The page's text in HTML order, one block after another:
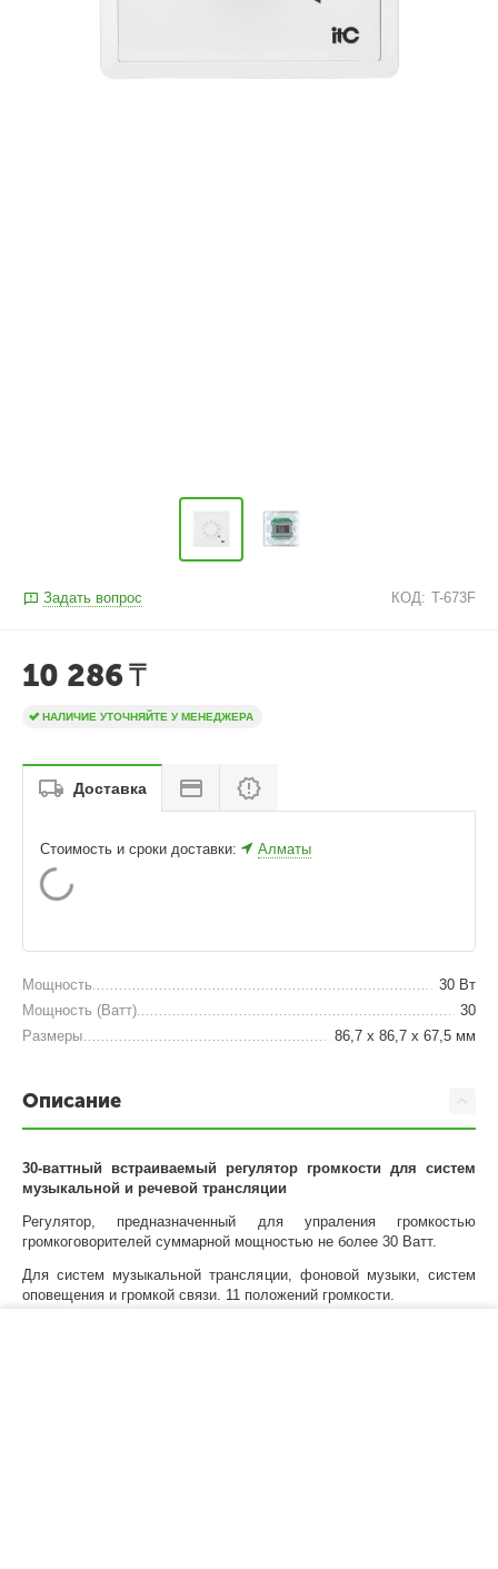
Задать вопрос КОД: T-673F
10 286₸
НАЛИЧИЕ УТОЧНЯЙТЕ У МЕНЕДЖЕРА
Доставка
Стоимость и сроки доставки: Алматы
Мощность
30 Вт
Мощность (Ватт)
30
Размеры
86,7 x 86,7 x 67,5 мм
Описание
30-ваттный встраиваемый регулятор громкости для систем
музыкальной и речевой трансляции
Регулятор, предназначенный для упраления громкостью
громкоговорителей суммарной мощностью не более 30 Ватт.
Для систем музыкальной трансляции, фоновой музыки, систем
оповещения и громкой связи. 11 положений громкости.